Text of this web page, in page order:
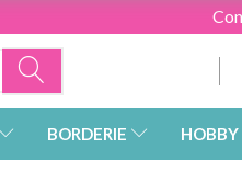
BORDERIE HOBBY